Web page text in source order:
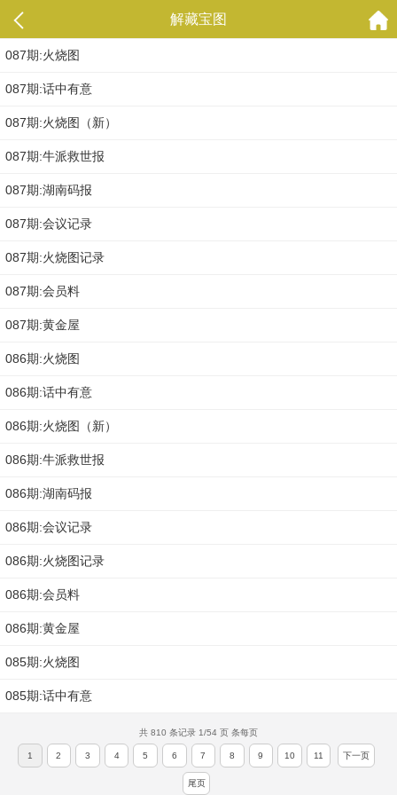
解藏宝图
087期:火烧图
087期:话中有意
087期:火烧图（新）
087期:牛派救世报
087期:湖南码报
087期:会议记录
087期:火烧图记录
087期:会员料
087期:黄金屋
086期:火烧图
086期:话中有意
086期:火烧图（新）
086期:牛派救世报
086期:湖南码报
086期:会议记录
086期:火烧图记录
086期:会员料
086期:黄金屋
085期:火烧图
085期:话中有意
共 810 条记录 1/54 页 条每页
1 2 3 4 5 6 7 8 9 10 11 下一页
尾页